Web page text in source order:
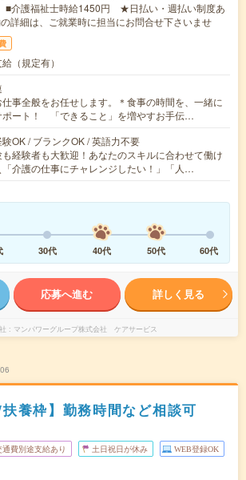
介護福祉士時給1450円 ★日払い・週払い制度あ
詳細は、ご就業時に担当にお問合せ下さいませ
（規定有）
事全般をお任せします。＊食事の時間を、一緒に
ポート！ 「できること」を増やすお手伝…
OK / ブランクOK / 英語力不要
も経験者も大歓迎！あなたのスキルに合わせて働け
介護の仕事にチャレンジしたい！」「人…
30代 40代 50代 60代
応募へ進む 詳しく見る
マンパワーグループ株式会社 ケアサービス
扶養枠】勤務時間など相談可
通費別途支給あり 土日祝日が休み WEB登録OK